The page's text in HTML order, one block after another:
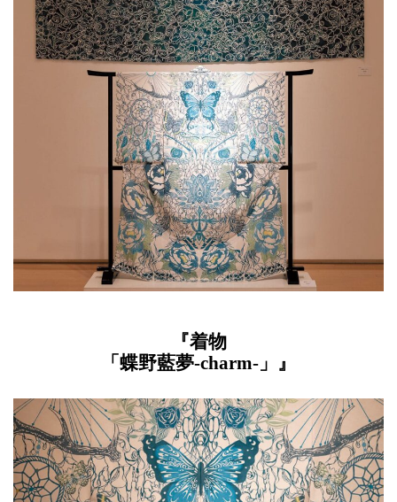
『着物
「蝶野藍夢-charm-」』